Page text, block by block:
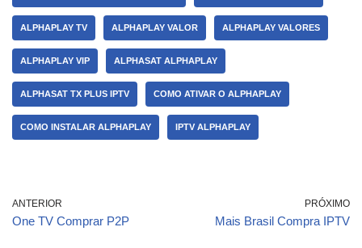
ALPHAPLAY TV ALPHAPLAY VALOR ALPHAPLAY VALORES
ALPHAPLAY VIP ALPHASAT ALPHAPLAY
ALPHASAT TX PLUS IPTV COMO ATIVAR O ALPHAPLAY
COMO INSTALAR ALPHAPLAY IPTV ALPHAPLAY
ANTERIOR
One TV Comprar P2P
PRÓXIMO
Mais Brasil Compra IPTV